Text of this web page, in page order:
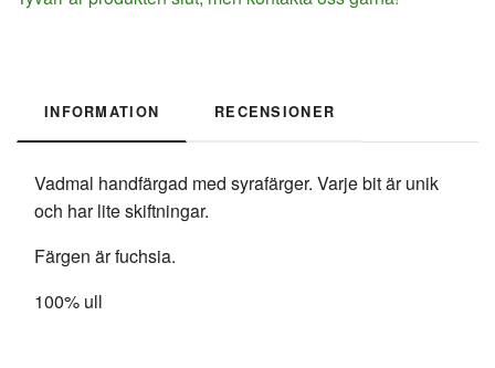
INFORMATION RECENSIONER
Vadmal handfärgad med syrafärger. Varje bit är unik
och har lite skiftningar.
Färgen är fuchsia.
100% ull